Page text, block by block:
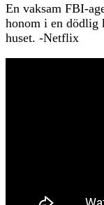
En vaksam FBI-
honom i en dödlig
huset. -Netflix